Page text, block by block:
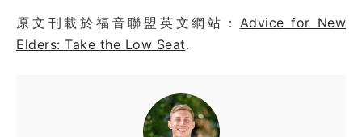
原文刊載於福音聯盟英文網站： Advice for New
Elders: Take the Low Seat.